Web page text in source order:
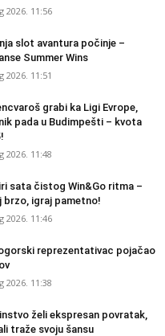
2026. 11:56
slot avantura počinje –
Summer Wins
2026. 11:51
grabi ka Ligi Evrope,
pada u Budimpešti – kvota
2026. 11:48
sata čistog Win&Go ritma –
brzo, igraj pametno!
2026. 11:46
reprezentativac pojačao
2026. 11:38
želi ekspresan povratak,
traže svoju šansu